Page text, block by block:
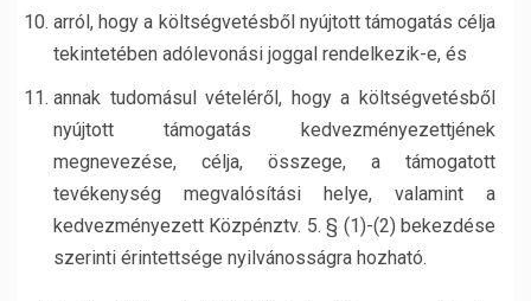
arról, hogy a költségvetésből nyújtott támogatás célja
tekintetében adólevonási joggal rendelkezik-e, és
annak tudomásul vételéről, hogy a költségvetésből
nyújtott támogatás kedvezményezettjének
megnevezése, célja, összege, a támogatott
tevékenység megvalósítási helye, valamint a
kedvezményezett Közpénztv. 5. § (1)-(2) bekezdése
szerinti érintettsége nyilvánosságra hozható.